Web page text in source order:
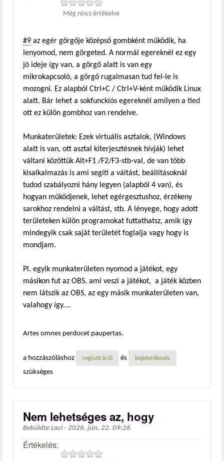
Még nincs értékelve
#9 az egér görgője középső gombként működik, ha
lenyomod, nem görgeted. A normál egereknél ez egy
jó ideje így van, a görgő alatt is van egy
mikrokapcsoló, a görgő rugalmasan tud fel-le is
mozogni. Ez alapból Ctrl+C / Ctrl+V-ként működik Linux
alatt. Bár lehet a sokfunckiós egereknél amilyen a tied
ott ez külön gombhoz van rendelve.
Munkaterületek: Ezek virtuális asztalok, (Windows
alatt is van, ott asztal kiterjesztésnek hívják) lehet
váltani közöttük Alt+F1 /F2/F3-stb-val, de van több
kisalkalmazás is ami segíti a váltást, beállításoknál
tudod szabályozni hány legyen (alapból 4 van), és
hogyan működjenek, lehet egérgesztushoz, érzékeny
sarokhoz rendelni a váltást, stb. A lényege, hogy adott
területeken külön programokat futtathatsz, amik így
mindegyik csak saját területét foglalja vagy hogy is
mondjam.
Pl. egyik munkaterületen nyomod a játékot, egy
másikon fut az OBS, ami veszi a játékot, a játék közben
nem látszik az OBS, az egy másik munkaterületen van,
valahogy így....
Artes omnes perdocet paupertas.
a hozzászóláshoz regisztráció és bejelentkezés
szükséges
Nem lehetséges az, hogy
Beküldte Laci - 2026. jún. 22. 09:26
Értékelés: